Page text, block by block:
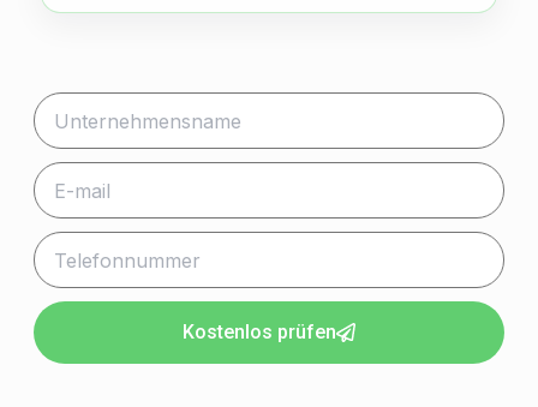
+49 1515 6913786
anfrage@lokal-stern.de
Kostenlos prüfen